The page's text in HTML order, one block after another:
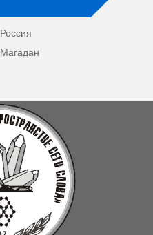
Россия
Магадан